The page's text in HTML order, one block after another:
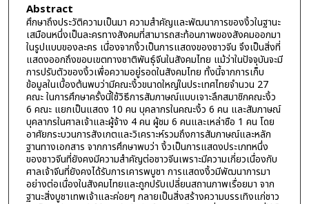
Abstract
ศึกษาถึงประวัติความเป็นมา ความสำคัญและพัฒนาการของงิ้วในฐานะ
เสมือนหนึ่งเป็นละครทางสังคมที่สามารถสะท้อนภาพของสังคมออกมา
ในรูปแบบของละคร เนื่องจากงิ้วเป็นการแสดงของชาวจีน จึงเป็นสิ่งที่
แสดงออกถึงขอบเขตทางชาติพันธุ์จีนในสังคมไทย แม้ว่าในปัจจุบันจะมี
การปรับตัวของงิ้วเพื่อความอยู่รอดในสังคมไทย ทั้งนี้จากการเก็บ
ข้อมูลในเบื้องต้นพบว่ามีคณะงิ้วขนาดใหญ่ในประเทศไทยจำนวน 27
คณะ ในการศึกษาครั้งนี้ใช้วิธีการสัมภาษณ์แบบเจาะลึกสมาชิกคณะงิ้ว
6 คณะ แยกเป็นแสดง 10 คน บุคลากรในคณะงิ้ว 6 คน และสัมภาษณ์
บุคลากรในศาลเจ้าและผู้จ้าง 4 คน ผู้ชม 6 คนและเหล่าซือ 1 คน โดย
อาศัยกระบวนการสังเกตและวิเคราะห์รวมถึงการสัมภาษณ์และหลัก
ฐานทางเอกสาร จากการศึกษาพบว่า งิ้วเป็นการแสดงประเภทหนึ่ง
ของชาวจีนที่ยังคงมีความสำคัญต่อชาวจีนเพราะมีความเกี่ยวเนื่องกับ
ศาลเจ้าจีนที่ยังคงได้รับการเคารพบูชา การแสดงงิ้วมีพัฒนาการมา
อย่างต่อเนื่องในสังคมไทยและถูกปรับเปลี่ยนสถานภาพเรื่อยมา จาก
ฐานะสิ่งบูชาเทพเจ้าและค่อยๆ กลายเป็นสิ่งสร้างความบรรเทิงแก่ชาว